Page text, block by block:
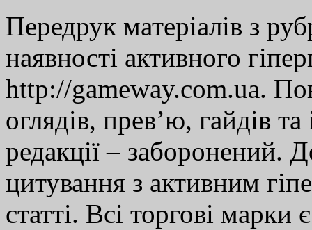
Передрук матеріалів з
наявності активного
http://gameway.com.ua.
оглядів, прев’ю, гайдів
редакції – заборонений.
цитування з активним
статті. Всі торгові марки